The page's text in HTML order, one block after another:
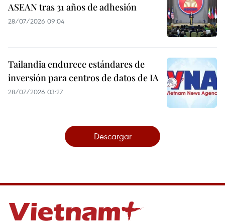
ASEAN tras 31 años de adhesión
28/07/2026 09:04
Tailandia endurece estándares de
inversión para centros de datos de IA
28/07/2026 03:27
Descargar